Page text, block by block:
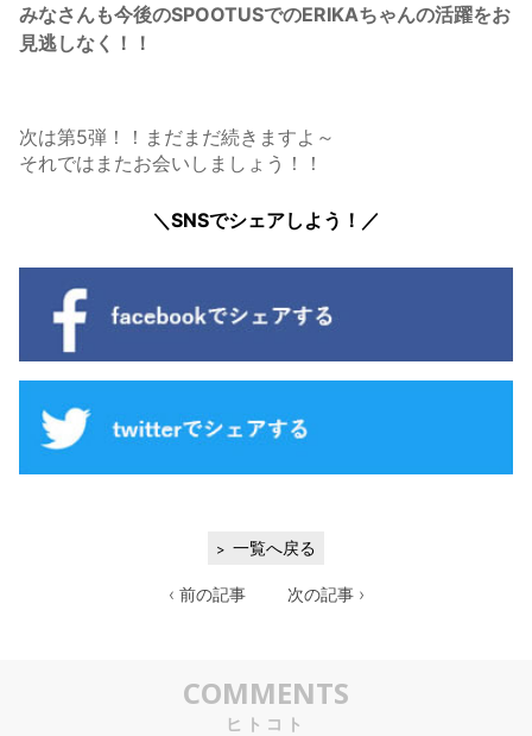
みなさんも今後のSPOOTUSでのERIKAちゃんの活躍をお
見逃しなく！！
次は第5弾！！まだまだ続きますよ～
それではまたお会いしましょう！！
＼SNSでシェアしよう！／
一覧へ戻る
‹ 前の記事 次の記事 ›
COMMENTS
ヒトコト